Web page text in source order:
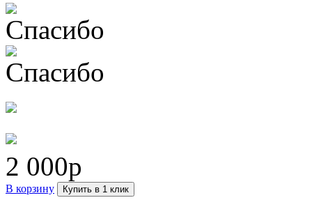
2 000р
В корзину Купить в 1 клик